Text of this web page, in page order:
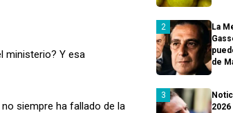
ministerio? Y esa
siempre ha fallado de la
La
de
2026